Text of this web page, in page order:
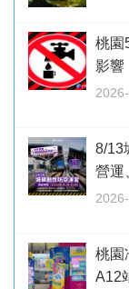
桃園
影響
8/13
營運
桃園
A12